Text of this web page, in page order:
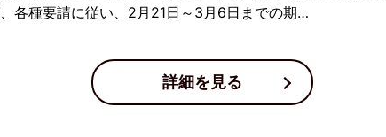
各種要請に従い、2月21日～3月6日までの期…
詳細を見る